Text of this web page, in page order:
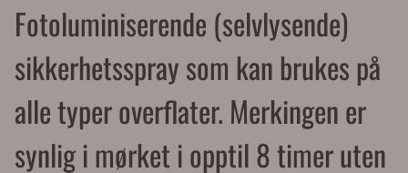
Fotoluminiserende (selvlysende)
sikkerhetsspray som kan brukes på
alle typer overflater. Merkingen er
synlig i mørket i opptil 8 timer uten